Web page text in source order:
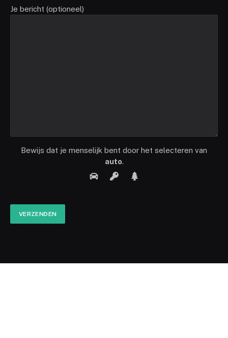
Je bericht (optioneel)
Bewijs dat je menselijk bent door het selecteren van
auto.